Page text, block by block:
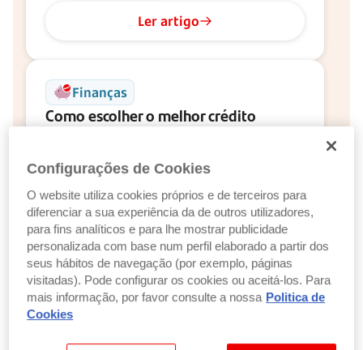
Ler artigo
Finanças
Como escolher o melhor crédito
Atualizado a 6 agosto 2026
Gestão do dia a dia
Crédito Habitação
Ler artigo
Finanças
Configurações de Cookies
O website utiliza cookies próprios e de terceiros para
diferenciar a sua experiência da de outros utilizadores,
para fins analíticos e para lhe mostrar publicidade
personalizada com base num perfil elaborado a partir dos
seus hábitos de navegação (por exemplo, páginas
visitadas). Pode configurar os cookies ou aceitá-los. Para
mais informação, por favor consulte a nossa Politica de
Cookies